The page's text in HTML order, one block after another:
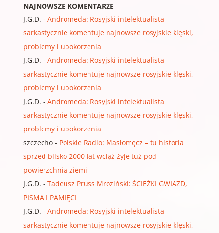
NAJNOWSZE KOMENTARZE
J.G.D. - Andromeda: Rosyjski intelektualista
sarkastycznie komentuje najnowsze rosyjskie klęski,
problemy i upokorzenia
J.G.D. - Andromeda: Rosyjski intelektualista
sarkastycznie komentuje najnowsze rosyjskie klęski,
problemy i upokorzenia
J.G.D. - Andromeda: Rosyjski intelektualista
sarkastycznie komentuje najnowsze rosyjskie klęski,
problemy i upokorzenia
szczecho- Polskie Radio: Masłomęcz – tu historia
sprzed blisko 2000 lat wciąż żyje tuż pod
powierzchnią ziemi
J.G.D. - Tadeusz Pruss Mroziński: ŚCIEŻKI GWIAZD,
PISMA I PAMIĘCI
J.G.D. - Andromeda: Rosyjski intelektualista
sarkastycznie komentuje najnowsze rosyjskie klęski,